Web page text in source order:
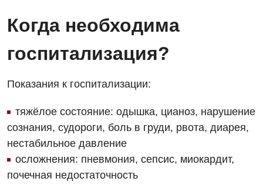
Гастроэнтерология
Гематология
Кардиология
Маммология
Медицинская психология
Когда необходима
госпитализация?
Показания к госпитализации:
тяжёлое состояние: одышка, цианоз, нарушение
сознания, судороги, боль в груди, рвота, диарея,
нестабильное давление
осложнения: пневмония, сепсис, миокардит,
почечная недостаточность